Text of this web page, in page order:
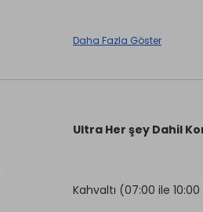
Odaya Meyve Sepeti
Daha Fazla Göster
Ultra Her şey Dahil
Kahvaltı (07:00 ile